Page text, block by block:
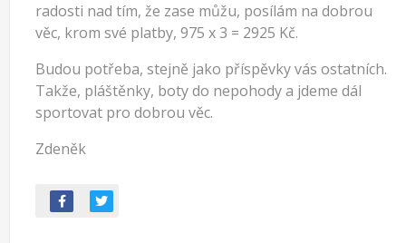
radosti nad tím, že zase můžu, posílám na dobrou
věc, krom své platby, 975 x 3 = 2925 Kč.
Budou potřeba, stejně jako příspěvky vás ostatních.
Takže, pláštěnky, boty do nepohody a jdeme dál
sportovat pro dobrou věc.
Zdeněk